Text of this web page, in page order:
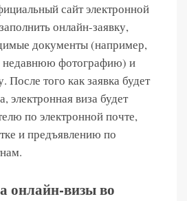
сайт электронной
онлайн-заявку,
документы (например,
недавнюю фотографию) и
После того как заявка будет
электронная виза будет
по электронной почте,
и предъявлению по
онлайн-визы во